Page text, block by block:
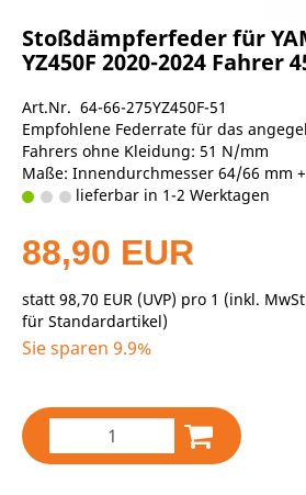
Stoßdämpferfeder für
YZ450F 2020-2024 Fahrer
Art.Nr. 64-66-275YZ450F-51
Empfohlene Federrate für das
Fahrers ohne Kleidung: 51 N/mm
Maße: Innendurchmesser 64/66 mm
lieferbar in 1-2 Werktagen
88,90 EUR
statt 98,70 EUR (UVP) pro 1 (inkl.
für Standardartikel)
Sie sparen 9.9%